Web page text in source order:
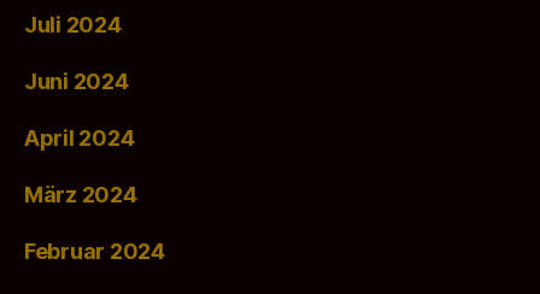
Juli 2024
Juni 2024
April 2024
März 2024
Februar 2024